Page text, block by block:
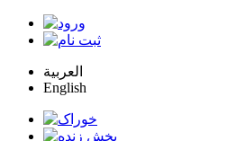
العربية
English